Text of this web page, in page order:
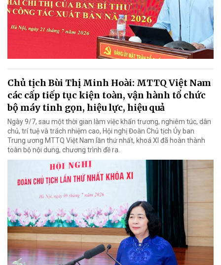
Chủ tịch Bùi Thị Minh Hoài: MTTQ Việt Nam
các cấp tiếp tục kiện toàn, vận hành tổ chức
bộ máy tinh gọn, hiệu lực, hiệu quả
Ngày 9/7, sau một thời gian làm việc khẩn trương, nghiêm túc, dân
chủ, trí tuệ và trách nhiệm cao, Hội nghị Đoàn Chủ tịch Ủy ban
Trung ương MTTQ Việt Nam lần thứ nhất, khoá XI đã hoàn thành
toàn bộ nội dung, chương trình đề ra.